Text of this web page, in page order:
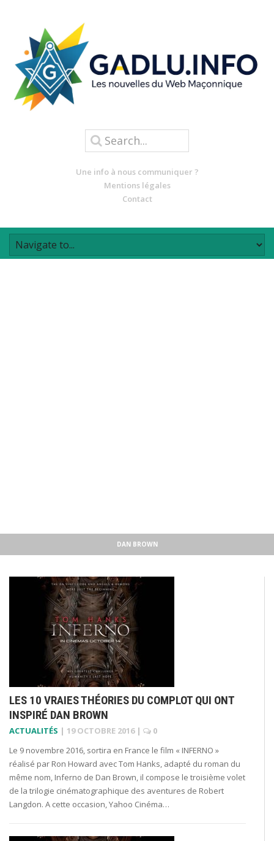
Une info à nous communiquer ?
Mentions légales
Contact
DAN BROWN
LES 10 VRAIES THÉORIES DU COMPLOT QUI ONT
INSPIRÉ DAN BROWN
ACTUALITÉS | 19 OCTOBRE 2016 |
0
Le 9 novembre 2016, sortira en France le film « INFERNO »
réalisé par Ron Howard avec Tom Hanks, adapté du roman du
même nom, Inferno de Dan Brown, il compose le troisième volet
de la trilogie cinématographique des aventures de Robert
Langdon. A cette occasion, Yahoo Cinéma…